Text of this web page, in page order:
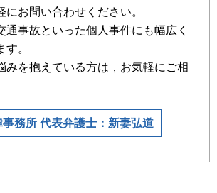
にお問い合わせください。
通事故といった個人事件にも幅広く
。
みを抱えている方は，お気軽にご相
務所 代表弁護士：新妻弘道